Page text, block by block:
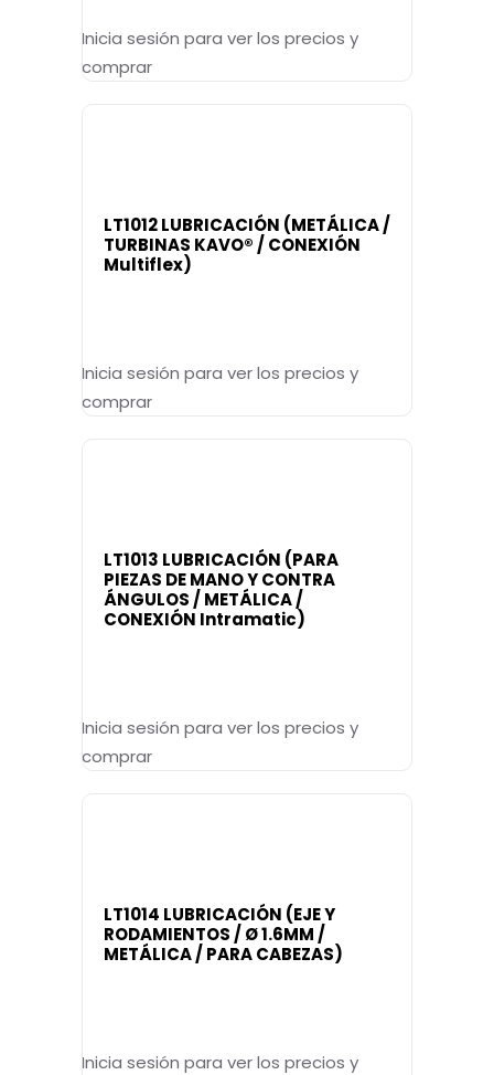
Inicia sesión para ver los precios y
comprar
LT1012 LUBRICACIÓN (METÁLICA /
TURBINAS KAVO® / CONEXIÓN
Multiflex)
Inicia sesión para ver los precios y
comprar
LT1013 LUBRICACIÓN (PARA
PIEZAS DE MANO Y CONTRA
ÁNGULOS / METÁLICA /
CONEXIÓN Intramatic)
Inicia sesión para ver los precios y
comprar
LT1014 LUBRICACIÓN (EJE Y
RODAMIENTOS / Ø 1.6MM /
METÁLICA / PARA CABEZAS)
Inicia sesión para ver los precios y